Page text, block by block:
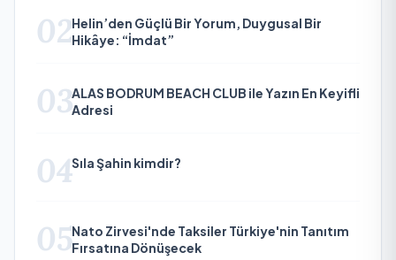
02Helin’den Güçlü Bir Yorum, Duygusal Bir
Hikâye: “İmdat”
03ALAS BODRUM BEACH CLUB ile Yazın En Keyifli
Adresi
04Sıla Şahin kimdir?
05Nato Zirvesi'nde Taksiler Türkiye'nin Tanıtım
Fırsatına Dönüşecek